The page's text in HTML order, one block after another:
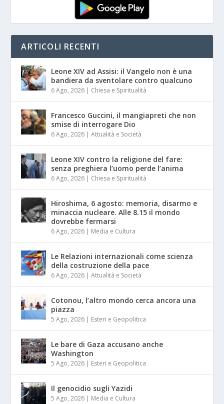
ARTICOLI RECENTI
Leone XIV ad Assisi: il Vangelo non è una
bandiera da sventolare contro qualcuno
6 Ago, 2026 | Chiesa e Spiritualità
Francesco Guccini, il mangiapreti che non
smise di interrogare Dio
6 Ago, 2026 |Attualità e Società
Leone XIV contro la religione del fare:
senza preghiera l’uomo perde l’anima
6 Ago, 2026 | Chiesa e Spiritualità
Hiroshima, 6 agosto: memoria, disarmo e
minaccia nucleare. Alle 8.15 il mondo
dovrebbe fermarsi
6 Ago, 2026 | Media e Cultura
Le Relazioni internazionali come scienza
della costruzione della pace
6 Ago, 2026 |Attualità e Società
Cotonou, l’altro mondo cerca ancora una
piazza
5 Ago, 2026 | Esteri e Geopolitica
Le bare di Gaza accusano anche
Washington
5 Ago, 2026 | Esteri e Geopolitica
Il genocidio sugli Yazidi
5 Ago, 2026 | Media e Cultura